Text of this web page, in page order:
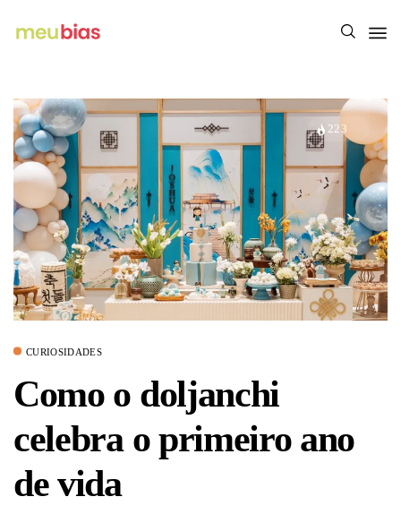
223
CURIOSIDADES
Como o doljanchi
celebra o primeiro ano
de vida